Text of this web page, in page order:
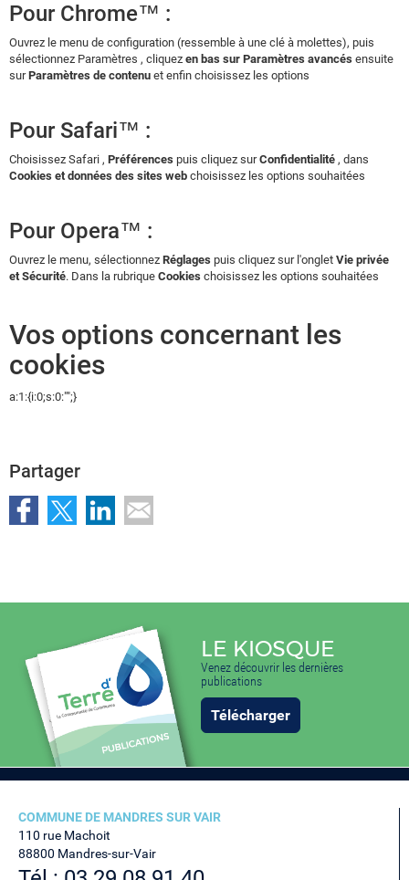
Pour Chrome™ :
Ouvrez le menu de configuration (ressemble à une clé à molettes), puis
sélectionnez Paramètres , cliquez en bas sur Paramètres avancés ensuite
surParamètres de contenu et enfin choisissez les options
Pour Safari™ :
Choisissez Safari , Préférences puis cliquez surConfidentialité , dans
Cookies et données des sites web choisissez les options souhaitées
Pour Opera™ :
Ouvrez le menu, sélectionnez Réglages puis cliquez sur l'onglet Vie privée
et Sécurité. Dans la rubrique Cookies choisissez les options souhaitées
Vos options concernant les
cookies
a:1:{i:0;s:0:"";}
Partager
LE KIOSQUE
Venez découvrir les dernières
publications
Télécharger
COMMUNE DE MANDRES SUR VAIR
110 rue Machoit
88800 Mandres-sur-Vair